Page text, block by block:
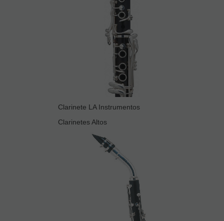
Clarinete LA Instrumentos
Clarinetes Altos